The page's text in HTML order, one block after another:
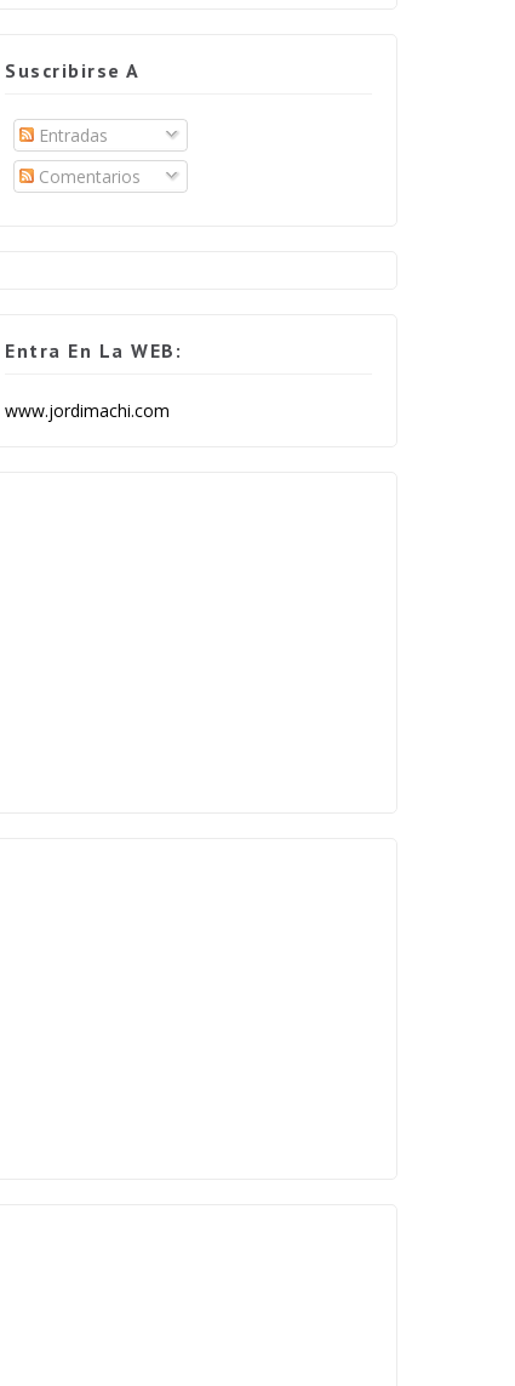
Suscribirse A
Entradas
Comentarios
Entra En La WEB:
www.jordimachi.com